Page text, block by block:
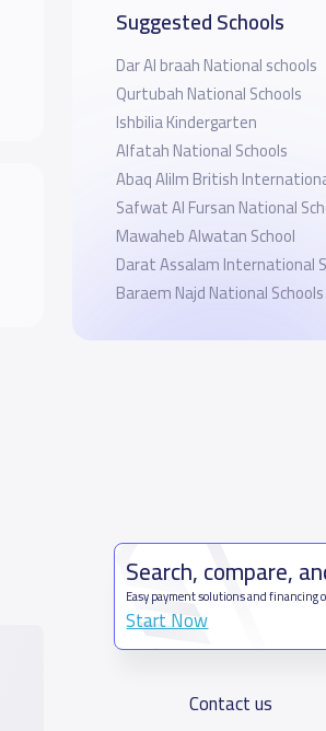
Suggested Schools
Dar Al braah National schools
Qurtubah National Schools
Ishbilia Kindergarten
Alfatah National Schools
Abaq Alilm British
Safwat Al Fursan National
Mawaheb Alwatan School
Darat Assalam International
Baraem Najd National Schools
Search, compare,
Easy payment solutions and financing
Start Now
Contact us